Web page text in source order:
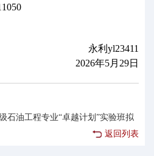
永利yl23411
2026年5月29日
石油工程专业“卓越计划”实验班拟
返回列表